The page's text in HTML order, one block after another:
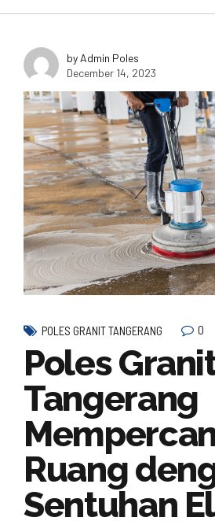
by Admin Poles
December 14, 2023
POLES GRANIT TANGERANG 0
Poles
Tangerang
Ruang
Sentuhan